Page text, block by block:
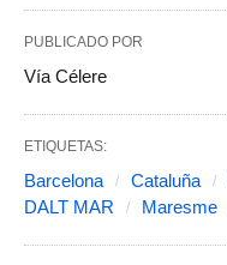
PUBLICADO POR
Vía Célere
ETIQUETAS:
Barcelona Cataluña
DALT MAR
Maresme